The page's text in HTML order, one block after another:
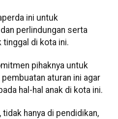
ini untuk
perlindungan serta
tinggal di kota ini.
pihaknya untuk
aturan ini agar
hal-hal anak di kota ini.
tidak hanya di pendidikan,